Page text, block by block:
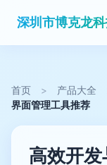
首页 > 产品大全
界面管理工具推荐
高效开